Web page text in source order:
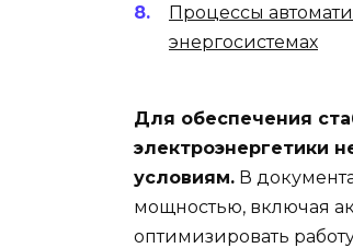
Процессы
энергосистемах
Для обеспечения
электроэнергетики
условиям. В
мощностью, включая
оптимизировать